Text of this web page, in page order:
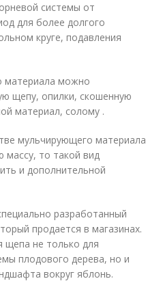
системы от
для более долгого
круге, подавления
материала можно
щепу, опилки, скошенную
материал, солому .
мульчирующего материала
массу, то такой вид
и дополнительной
разработанный
продается в магазинах.
щепа не только для
плодового дерева, но и
вокруг яблонь.